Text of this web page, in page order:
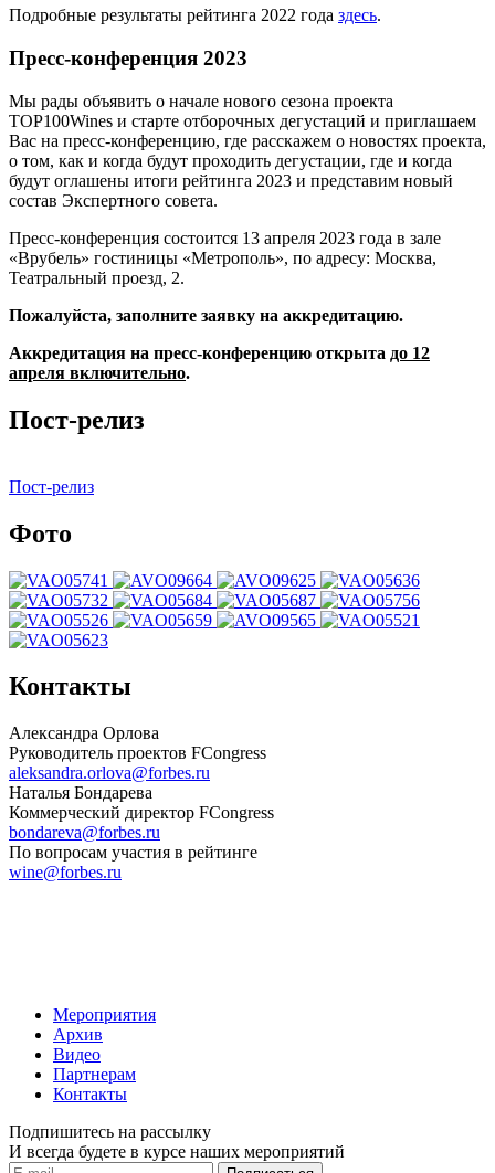
Подробные результаты рейтинга 2022 года здесь.
Пресс-конференция 2023
Мы рады объявить о начале нового сезона проекта
TOP100Wines и старте отборочных дегустаций и приглашаем
Вас на пресс-конференцию, где расскажем о новостях проекта,
о том, как и когда будут проходить дегустации, где и когда
будут оглашены итоги рейтинга 2023 и представим новый
состав Экспертного совета.
Пресс-конференция состоится 13 апреля 2023 года в зале
«Врубель» гостиницы «Метрополь», по адресу: Москва,
Театральный проезд, 2.
Пожалуйста, заполните заявку на аккредитацию.
Аккредитация на пресс-конференцию открыта до 12
апреля включительно.
Пост-релиз
Пост-релиз
Фото
Контакты
Александра Орлова
Руководитель проектов FCongress
aleksandra.orlova@forbes.ru
Наталья Бондарева
Коммерческий директор FCongress
bondareva@forbes.ru
По вопросам участия в рейтинге
wine@forbes.ru
Мероприятия
Архив
Видео
Партнерам
Контакты
Подпишитесь на рассылку
И всегда будете в курсе наших мероприятий